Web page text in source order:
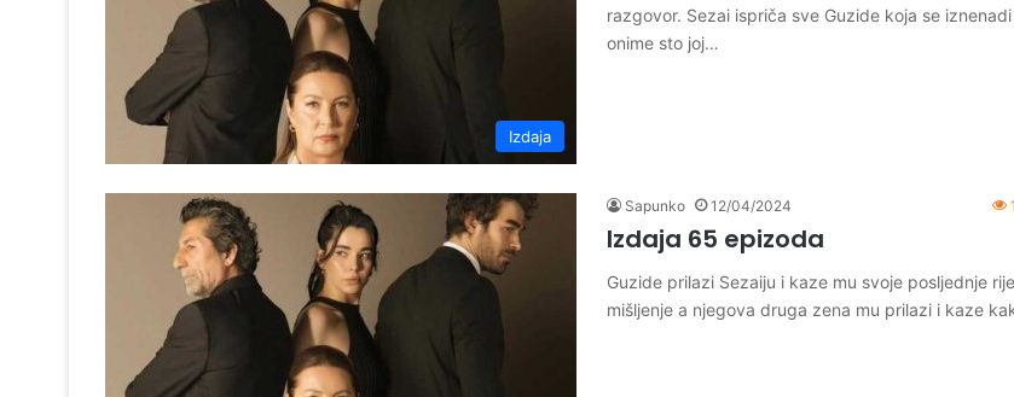
Izdaja
razgovor. Sezai ispriča sve Guzide koja se iznenadi
onime sto joj…
Sapunko 12/04/2024
Izdaja 65 epizoda
Guzide prilazi Sezaiju i kaze mu svoje posljednje
mišljenje a njegova druga zena mu prilazi i kaze